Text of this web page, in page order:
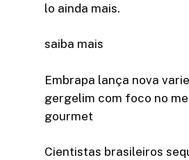
lo ainda mais.
saiba mais
Embrapa lança nova
gergelim com foco no
gourmet
Cientistas brasileiros